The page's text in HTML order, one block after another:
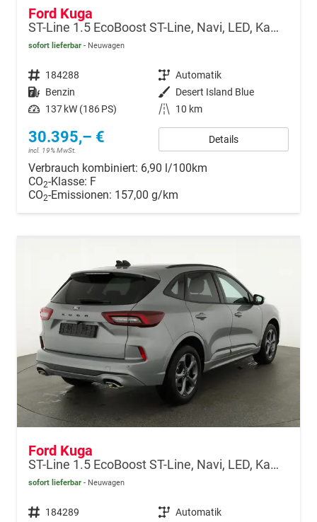
Ford Kuga
ST-Line 1.5 EcoBoost ST-Line, Navi, LED, Kamera, Winter, FS beheizbar
sofort lieferbar Neuwagen
Fahrzeugnr. 184288 Getriebe Automatik
Kraftstoff Benzin Außenfarbe Desert Island Blue
Leistung 137 kW (186 PS) Kilometerstand 10 km
30.395,– €
incl. 19% MwSt.
Details
Verbrauch kombiniert: 6,90 l/100km
CO2-Klasse: F
CO2-Emissionen: 157,00 g/km
Ford Kuga
ST-Line 1.5 EcoBoost ST-Line, Navi, LED, Kamera, Winter, FS beheizbar, 5 J.-Garantie
sofort lieferbar Neuwagen
Fahrzeugnr. 184289 Getriebe Automatik